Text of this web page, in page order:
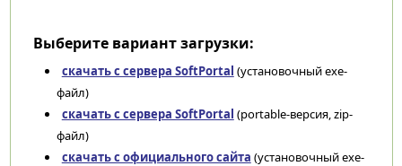
Выберите вариант загрузки:
скачать с сервера SoftPortal (установочный exe-
файл)
скачать с сервера SoftPortal (portable-версия, zip-
файл)
скачать с официального сайта (установочный exe-